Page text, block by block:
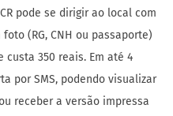
pode se dirigir ao local com
(RG, CNH ou passaporte)
350 reais. Em até 4
por SMS, podendo visualizar
receber a versão impressa